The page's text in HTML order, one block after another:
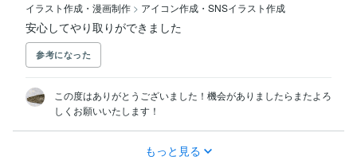
イラスト作成・漫画制作 > アイコン作成・SNSイラスト作成
安心してやり取りができました
参考になった
この度はありがとうございました！機会がありましたらまたよろ
しくお願いいたします！
もっと見る